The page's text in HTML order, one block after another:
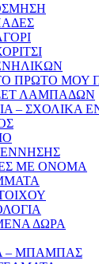
ΠΡΩΤΟ ΜΟΥ
ΛΑΜΠΑΔΩΝ
– ΣΧΟΛΙΚΑ
ΜΕ ΟΝΟΜΑ
ΔΩΡΑ
– ΜΠΑΜΠΑΣ